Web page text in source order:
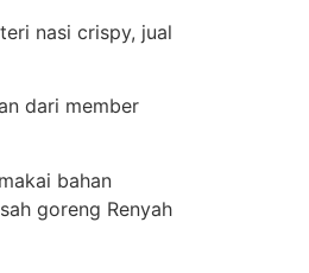
dari member
bahan
goreng Renyah